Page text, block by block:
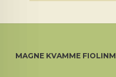
MAGNE KVAMME